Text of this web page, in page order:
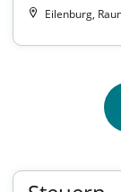
Eilenburg,